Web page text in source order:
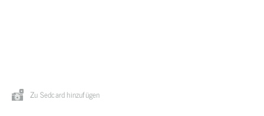
Zu Sedcard hinzufügen